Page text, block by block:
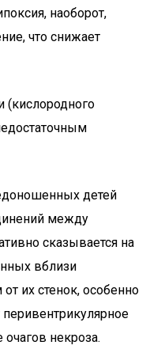
наоборот,
что снижает
(кислородного
детей
между
сказывается на
вблизи
их стенок, особенно
некроза.